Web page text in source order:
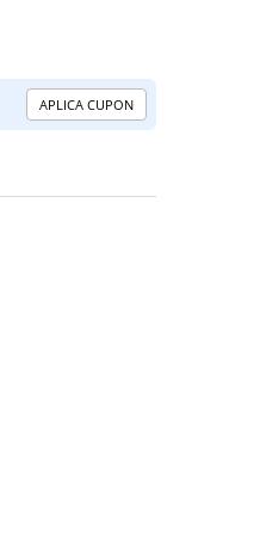
APLICA CUPON